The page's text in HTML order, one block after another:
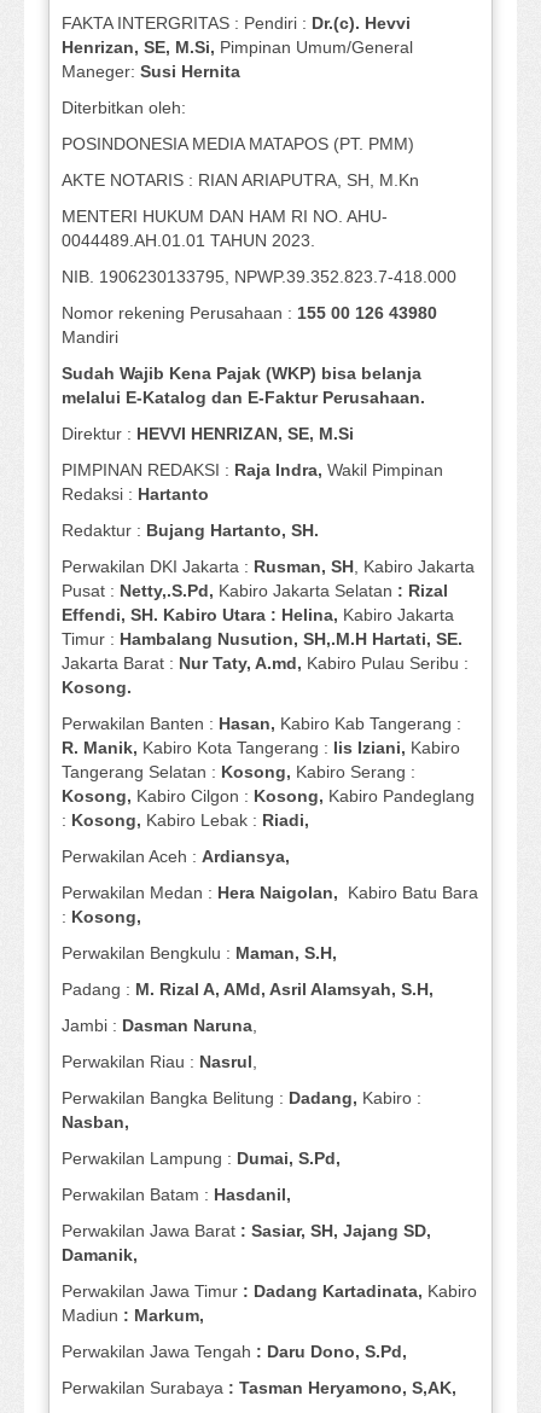
FAKTA INTERGRITAS : Pendiri : Dr.(c). Hevvi
Henrizan, SE, M.Si, Pimpinan Umum/General
Maneger: Susi Hernita
Diterbitkan oleh:
POSINDONESIA MEDIA MATAPOS (PT. PMM)
AKTE NOTARIS : RIAN ARIAPUTRA, SH, M.Kn
MENTERI HUKUM DAN HAM RI NO. AHU-
0044489.AH.01.01 TAHUN 2023.
NIB. 1906230133795, NPWP.39.352.823.7-418.000
Nomor rekening Perusahaan : 155 00 126 43980
Mandiri
Sudah Wajib Kena Pajak (WKP) bisa belanja
melalui E-Katalog dan E-Faktur Perusahaan.
Direktur : HEVVI HENRIZAN, SE, M.Si
PIMPINAN REDAKSI : Raja Indra, Wakil Pimpinan
Redaksi : Hartanto
Redaktur : Bujang Hartanto, SH.
Perwakilan DKI Jakarta : Rusman, SH, Kabiro Jakarta
Pusat : Netty,.S.Pd, Kabiro Jakarta Selatan : Rizal
Effendi, SH. Kabiro Utara : Helina, Kabiro Jakarta
Timur : Hambalang Nusution, SH,.M.H Hartati, SE.
Jakarta Barat : Nur Taty, A.md, Kabiro Pulau Seribu :
Kosong.
Perwakilan Banten : Hasan, Kabiro Kab Tangerang :
R. Manik, Kabiro Kota Tangerang : Iis Iziani, Kabiro
Tangerang Selatan : Kosong, Kabiro Serang :
Kosong, Kabiro Cilgon : Kosong, Kabiro Pandeglang
: Kosong, Kabiro Lebak : Riadi,
Perwakilan Aceh : Ardiansya,
Perwakilan Medan : Hera Naigolan, Kabiro Batu Bara
: Kosong,
Perwakilan Bengkulu : Maman, S.H,
Padang : M. Rizal A, AMd, Asril Alamsyah, S.H,
Jambi : Dasman Naruna,
Perwakilan Riau : Nasrul,
Perwakilan Bangka Belitung : Dadang, Kabiro :
Nasban,
Perwakilan Lampung : Dumai, S.Pd,
Perwakilan Batam : Hasdanil,
Perwakilan Jawa Barat : Sasiar, SH, Jajang SD,
Damanik,
Perwakilan Jawa Timur : Dadang Kartadinata, Kabiro
Madiun : Markum,
Perwakilan Jawa Tengah : Daru Dono, S.Pd,
Perwakilan Surabaya : Tasman Heryamono, S,AK,